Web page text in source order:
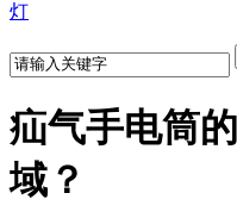
灯
疝气手电筒
域？